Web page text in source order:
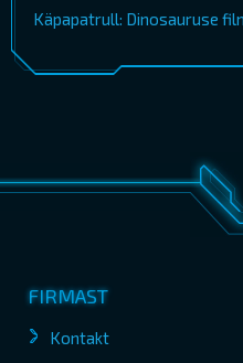
Käpapatrull: Dinosauruse
FIRMAST
Kontakt